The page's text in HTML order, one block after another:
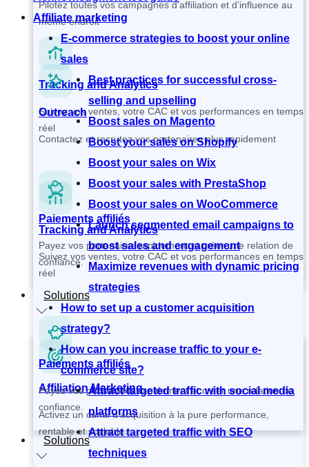
Tracking and Analytics
Suivez vos ventes, votre CAC et vos performances en temps
réel
Paiements affiliés
Payez vos partenaires rapidement et créer une relation de
confiance.
Solutions
Affiliation Marketing
Activez un canal d’acquisition à la pure performance,
rentable et scalable.
Pilotez toutes vos campagnes d’affiliation et d’influence au
même endroit
Outreach
Contactez et recrutez vos partenaires plus rapidement
Tracking and Analytics
Suivez vos ventes, votre CAC et vos performances en temps
réel
Paiements affiliés
Payez vos partenaires rapidement et créer une relation de
confiance.
Solutions
Affiliate marketing
E-commerce strategies to boost your online
sales
Best practices for successful cross-
selling and upselling
Boost sales on Magento
Boost your sales on Shopify
Boost your sales on Wix
Boost your sales with PrestaShop
Boost your sales on WooCommerce
Launch segmented email campaigns to
boost sales and engagement
Maximize revenues with dynamic pricing
strategies
How to set up a customer acquisition
strategy?
How can you increase traffic to your e-
commerce site?
Attract targeted traffic with social media
platforms
Attract targeted traffic with SEO
techniques